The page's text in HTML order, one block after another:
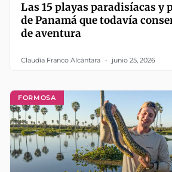
Las 15 playas paradisíacas y
de Panamá que todavía
de aventura
Claudia Franco Alcántara junio 25, 2026
FORMOSA